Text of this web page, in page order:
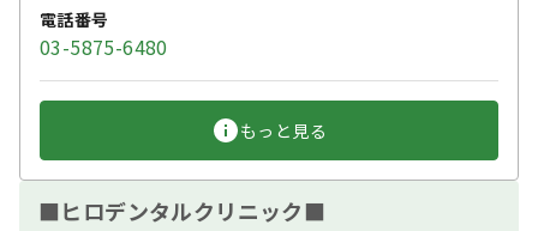
電話番号
03-5875-6480
もっと見る
■ヒロデンタルクリニック■